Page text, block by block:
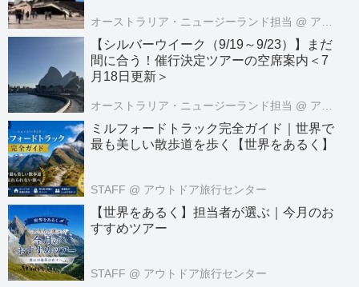
オーストラリア・ニュージーランド担当 @ アメリカ・オセアニア旅行センター
【シルバーウイーク（9/19～9/23）】まだ
間に合う！催行決定ツアーの空席案内＜7
月18日更新＞
オーストラリア・ニュージーランド担当 @ アメリカ・オセアニア旅行センター
ミルフォードトラック完全ガイド｜世界で
最も美しい散歩道を歩く【世界をあるく】
STAFF @ アウトドア旅行センター
【世界をあるく】担当者が選ぶ｜今月のお
すすめツアー
STAFF @ アウトドア旅行センター